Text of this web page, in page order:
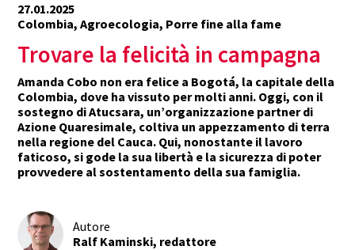
27.01.2025
Colombia, Agroecologia, Porre fine alla fame
Trovare la felicità in campagna
Amanda Cobo non era felice a Bogotá, la capitale della
Colombia, dove ha vissuto per molti anni. Oggi, con il
sostegno di Atucsara, un’organizzazione partner di
Azione Quaresimale, coltiva un appezzamento di terra
nella regione del Cauca. Qui, nonostante il lavoro
faticoso, si gode la sua libertà e la sicurezza di poter
provvedere al sostentamento della sua famiglia.
Autore
Ralf Kaminski, redattore